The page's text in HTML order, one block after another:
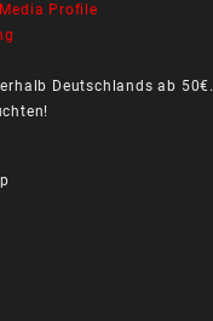
Profile
Deutschlands ab 50€.